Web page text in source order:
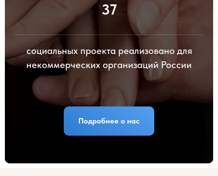
37
социальных проекта реализовано для
некоммерческих организаций России
Подробнее о нас